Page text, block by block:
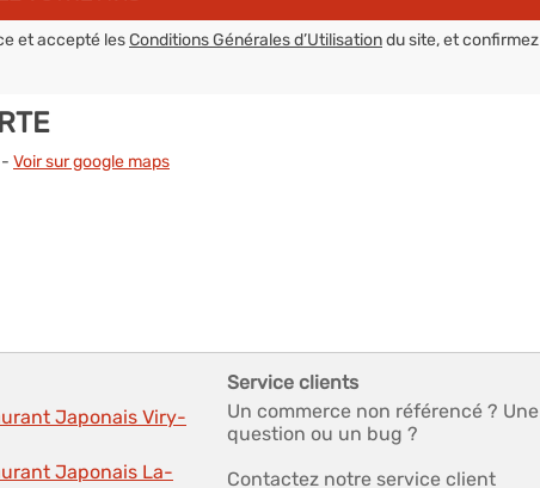
et accepté lesConditions Générales d’Utilisationdu site, et confirmez
Voir sur google maps
Japonais Viry-
Japonais La-
Service clients
Un commerce non référencé ? Une
question ou un bug ?
Contactez notre service client